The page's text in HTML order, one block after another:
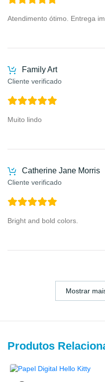
Atendimento ótimo. Entrega
Family Art
Cliente verificado
Muito lindo
Catherine Jane Morris
Cliente verificado
Bright and bold colors.
Mostrar
Produtos